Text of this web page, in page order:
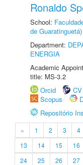
Ronaldo
School:
de Guaratinguetá)
Department:
ENERGIA
Academic
title: MS-3.2
Orcid
Scopus
Repositório
« 1 2 3 4
13
14 15 16
24
25 26 27